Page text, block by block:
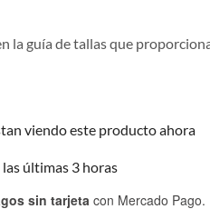
la guía de tallas que
viendo este producto ahora
últimas 3 horas
sin tarjeta con Mercado Pago.